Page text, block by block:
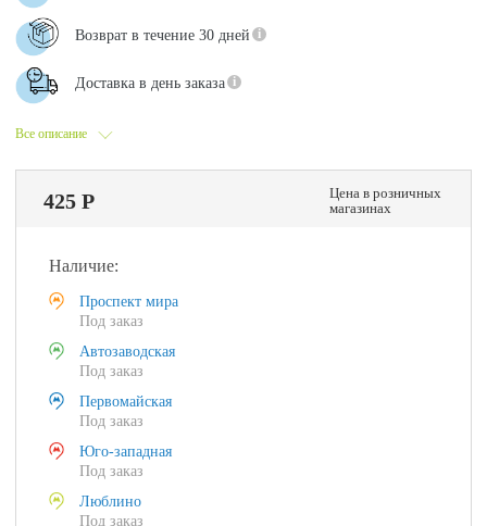
Все описание
Возврат в течение 30 дней
Доставка в день заказа
425 Р
Цена в розничных
магазинах
Наличие:
Проспект мира
Под заказ
Автозаводская
Под заказ
Первомайская
Под заказ
Юго-западная
Под заказ
Люблино
Под заказ